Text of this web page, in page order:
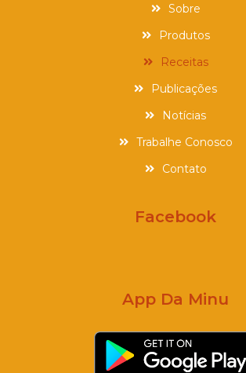
Sobre
Produtos
Receitas
Publicações
Notícias
Trabalhe Conosco
Contato
Facebook
App Da Minu